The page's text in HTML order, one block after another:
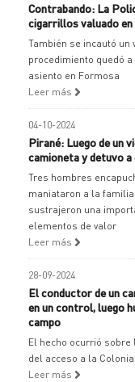
Contrabando: La
cigarrillos valuado en
También se incautó un
procedimiento quedó
asiento en Formosa
Leer más
04-10-2024
Pirané: Luego de un
camioneta y detuvo
Tres hombres
maniataron a la
sustrajeron una
elementos de valor
Leer más
28-09-2024
El conductor de un
en un control, luego
campo
El hecho ocurrió sobre
del acceso a la
Leer más